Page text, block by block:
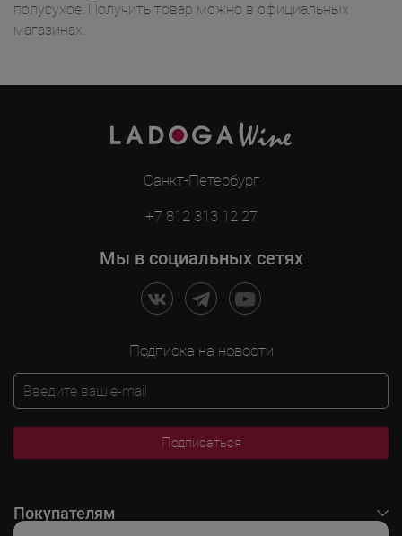
полусухое. Получить товар можно в официальных
магазинах.
Санкт-Петербург
+7 812 313 12 27
Мы в социальных сетях
Подписка на новости
Подписаться
Покупателям